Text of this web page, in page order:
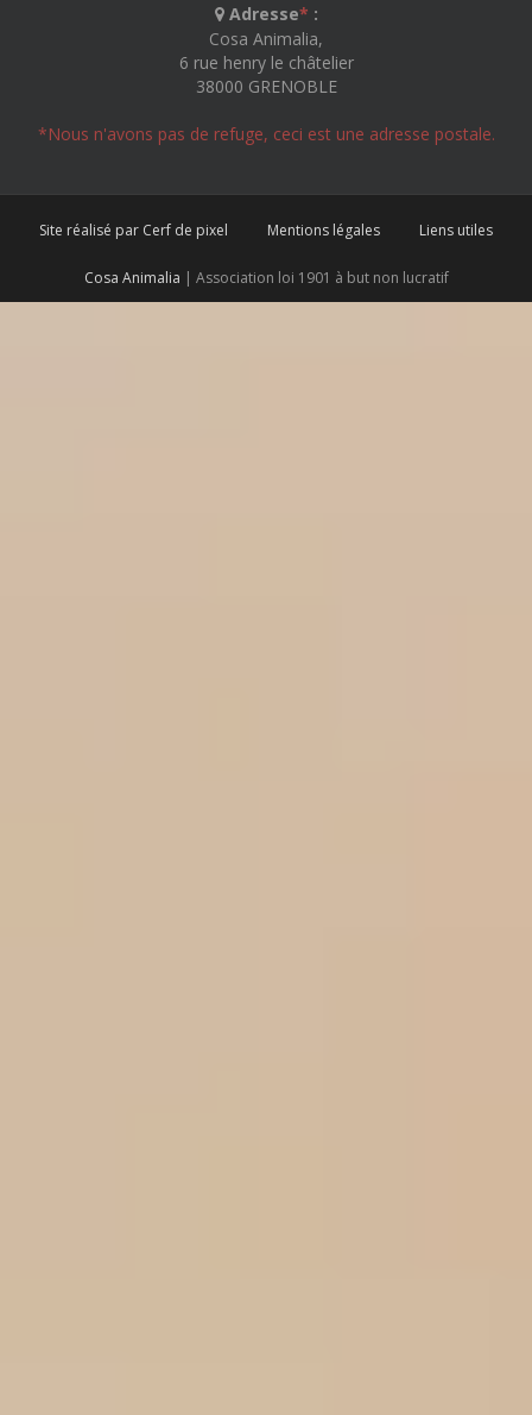
Adresse* :
Cosa Animalia,
6 rue henry le châtelier
38000 GRENOBLE
*Nous n'avons pas de refuge, ceci est une adresse postale.
Site réalisé par Cerf de pixel Mentions légales Liens utiles
Cosa Animalia | Association loi 1901 à but non lucratif